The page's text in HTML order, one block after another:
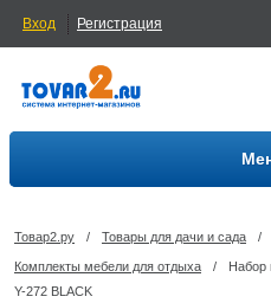
Вход Регистрация
Товар2.ру / Товары для дачи и сада /
Комплекты мебели для отдыха /
Набор
Y-272 BLACK